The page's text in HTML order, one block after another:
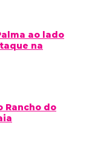
ao lado
na
Rancho do